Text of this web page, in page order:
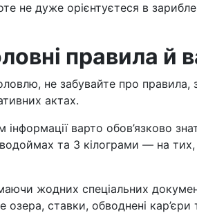
не дуже орієнтуєтеся в
правила й
не забувайте про правила,
актах.
варто обов’язково
водоймах та 3 кілограми — на
жодних спеціальних
озера, ставки, обводнені